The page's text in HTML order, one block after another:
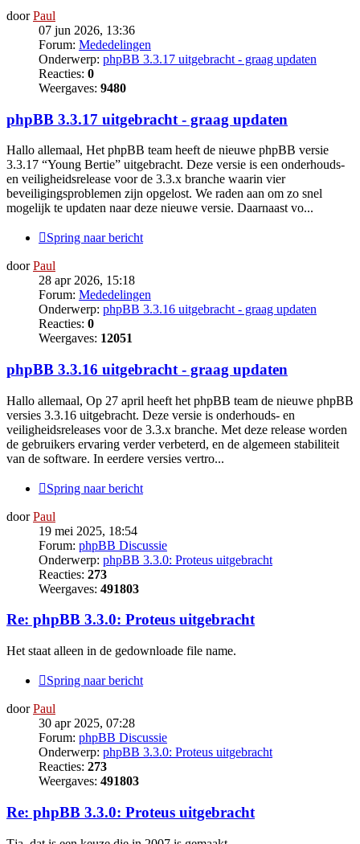
doorPaul
07 jun 2026, 13:36
Forum: Mededelingen
Onderwerp: phpBB 3.3.17 uitgebracht - graag updaten
Reacties: 0
Weergaves: 9480
phpBB 3.3.17 uitgebracht - graag updaten
Hallo allemaal, Het phpBB team heeft de nieuwe phpBB versie
3.3.17 “Young Bertie” uitgebracht. Deze versie is een onderhouds-
en veiligheidsrelease voor de 3.3.x branche waarin vier
beveiligingsproblemen zijn opgelost. We raden aan om zo snel
mogelijk te updaten naar deze nieuwe versie. Daarnaast vo...
Spring naar bericht
doorPaul
28 apr 2026, 15:18
Forum: Mededelingen
Onderwerp: phpBB 3.3.16 uitgebracht - graag updaten
Reacties: 0
Weergaves: 12051
phpBB 3.3.16 uitgebracht - graag updaten
Hallo allemaal, Op 27 april heeft het phpBB team de nieuwe phpBB
versies 3.3.16 uitgebracht. Deze versie is onderhouds- en
veiligheidsreleases voor de 3.3.x branche. Met deze release worden
de gebruikers ervaring verder verbeterd, en de algemeen stabiliteit
van de software. In eerdere versies vertro...
Spring naar bericht
doorPaul
19 mei 2025, 18:54
Forum: phpBB Discussie
Onderwerp: phpBB 3.3.0: Proteus uitgebracht
Reacties: 273
Weergaves: 491803
Re: phpBB 3.3.0: Proteus uitgebracht
Het staat alleen in de gedownloade file name.
Spring naar bericht
doorPaul
30 apr 2025, 07:28
Forum: phpBB Discussie
Onderwerp: phpBB 3.3.0: Proteus uitgebracht
Reacties: 273
Weergaves: 491803
Re: phpBB 3.3.0: Proteus uitgebracht